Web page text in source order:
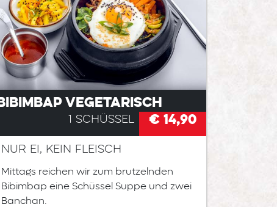
vegetarisch
1 Schüssel € 14,90
Nur Ei, kein Fleisch
Mittags reichen wir zum brutzelnden
Bibimbap eine Schüssel Suppe und zwei
Banchan.